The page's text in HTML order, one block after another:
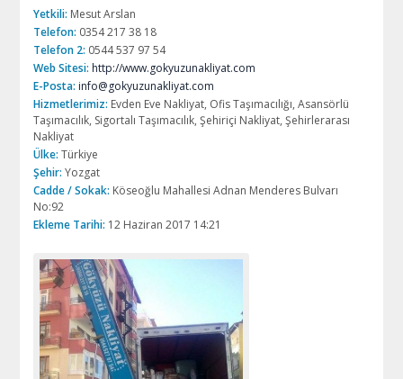
Yetkili: Mesut Arslan
Telefon: 0354 217 38 18
Telefon 2: 0544 537 97 54
Web Sitesi: http://www.gokyuzunakliyat.com
E-Posta: info@gokyuzunakliyat.com
Hizmetlerimiz: Evden Eve Nakliyat, Ofis Taşımacılığı, Asansörlü
Taşımacılık, Sigortalı Taşımacılık, Şehiriçi Nakliyat, Şehirlerarası
Nakliyat
Ülke: Türkiye
Şehir: Yozgat
Cadde / Sokak: Köseoğlu Mahallesi Adnan Menderes Bulvarı
No:92
Ekleme Tarihi: 12 Haziran 2017 14:21